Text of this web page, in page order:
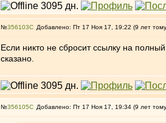
№356103 Добавлено: Пт 17 Ноя 17, 19:22 (9 лет
Если никто не сбросит ссылку на
сказано.
№356105 Добавлено: Пт 17 Ноя 17, 19:34 (9 лет